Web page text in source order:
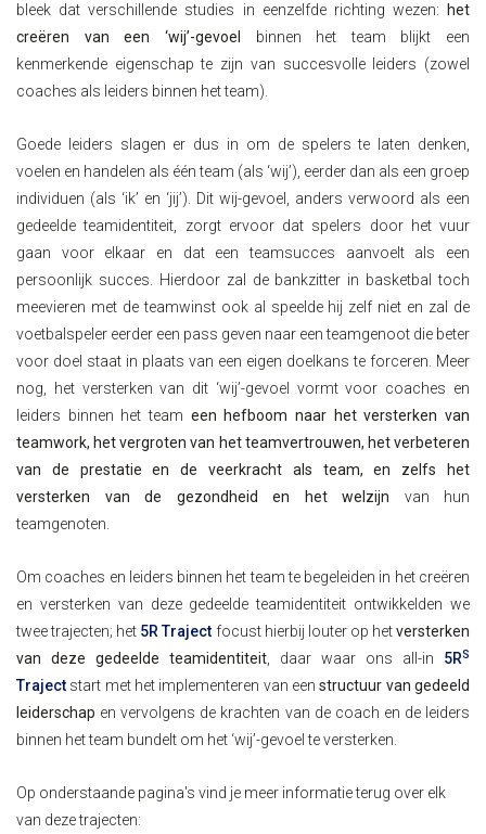
bleek dat verschillende studies in eenzelfde richting wezen:
het
creëren van een ‘wij’-gevoel binnen het team blijkt een
kenmerkende eigenschap te zijn van succesvolle leiders (zowel
coaches als leiders binnen het team).
Goede leiders slagen er dus in om de spelers te laten denken,
voelen en handelen als één team (als ‘wij’), eerder dan als een groep
individuen (als ‘ik’ en ‘jij’). Dit wij-gevoel, anders verwoord als een
gedeelde teamidentiteit, zorgt ervoor dat spelers door het vuur
gaan voor elkaar en dat een teamsucces aanvoelt als een
persoonlijk succes. Hierdoor zal de bankzitter in basketbal toch
meevieren met de teamwinst ook al speelde hij zelf niet en zal de
voetbalspeler eerder een pass geven naar een teamgenoot die beter
voor doel staat in plaats van een eigen doelkans te forceren. Meer
nog, het versterken van dit ‘wij’-gevoel vormt voor coaches en
leiders binnen het team een hefboom naar het versterken van
teamwork, het vergroten van het teamvertrouwen, het verbeteren
van de prestatie en de veerkracht als team, en zelfs het
versterken van de gezondheid en het welzijn van hun
teamgenoten.
Om coaches en leiders binnen het team te begeleiden in het creëren
en versterken van deze gedeelde teamidentiteit ontwikkelden we
twee trajecten; het 5R Traject focust hierbij louter op hetversterken
van deze gedeelde teamidentiteit , daar waar ons all-in 5RS
Traject start met het implementeren van eenstructuur van gedeeld
leiderschap en vervolgens de krachten van de coach en de leiders
binnen het team bundelt om het ‘wij’-gevoel te versterken.
Op onderstaande pagina's vind je meer informatie terug over elk
van deze trajecten: